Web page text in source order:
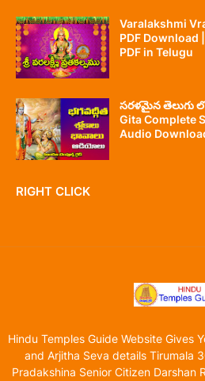
Varalakshmi
PDF Download
PDF in Telugu
సరళమైన తెలుగు లో
Gita Complete
Audio
RIGHT CLICK
Hindu Temples Guide Website Gives
and Arjitha Seva details Tirumala
Pradakshina Senior Citizen Darshan